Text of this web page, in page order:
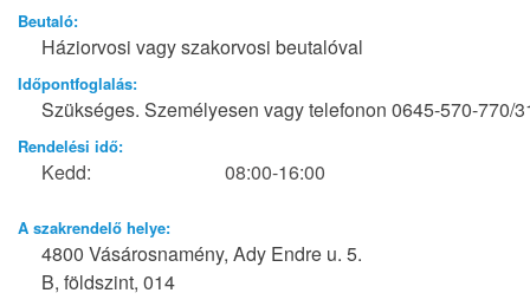
Beutaló:
Háziorvosi vagy szakorvosi beutalóval
Időpontfoglalás:
Szükséges. Személyesen vagy telefonon 0645-570-770/
Rendelési idő:
Kedd: 08:00-16:00
A szakrendelő helye:
4800 Vásárosnamény, Ady Endre u. 5.
B, földszint, 014